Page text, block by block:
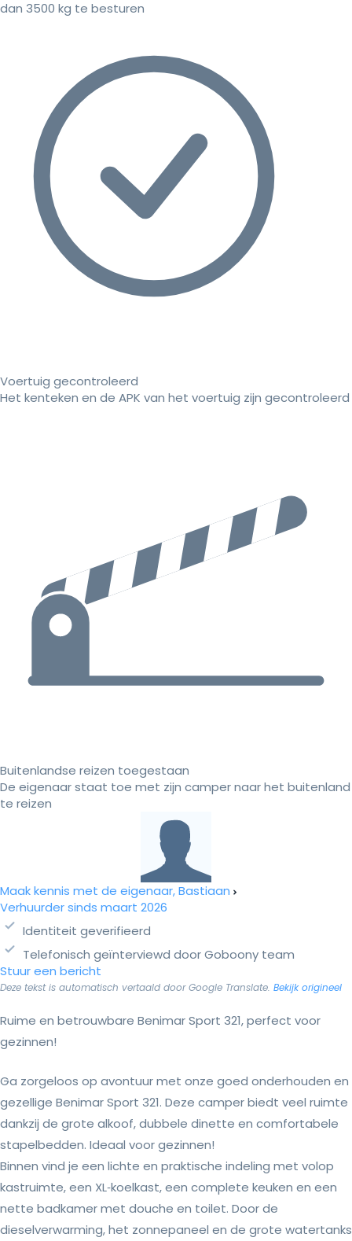
dan 3500 kg te besturen
Voertuig gecontroleerd
Het kenteken en de APK van het voertuig zijn gecontroleerd
Buitenlandse reizen toegestaan
De eigenaar staat toe met zijn camper naar het buitenland
te reizen
Maak kennis met de eigenaar, Bastiaan
Verhuurder sinds maart 2026
Identiteit geverifieerd
Telefonisch geïnterviewd door Goboony team
Stuur een bericht
Deze tekst is automatisch vertaald door Google Translate. Bekijk origineel
Ruime en betrouwbare Benimar Sport 321, perfect voor
gezinnen!
Ga zorgeloos op avontuur met onze goed onderhouden en
gezellige Benimar Sport 321. Deze camper biedt veel ruimte
dankzij de grote alkoof, dubbele dinette en comfortabele
stapelbedden. Ideaal voor gezinnen!
Binnen vind je een lichte en praktische indeling met volop
kastruimte, een XL‑koelkast, een complete keuken en een
nette badkamer met douche en toilet. Door de
dieselverwarming, het zonnepaneel en de grote watertanks